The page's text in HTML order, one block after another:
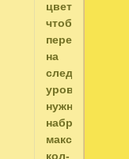
цвета,
чтобы
перейти
на
следующий
уровень
нужно
набрать
максимальное
кол-